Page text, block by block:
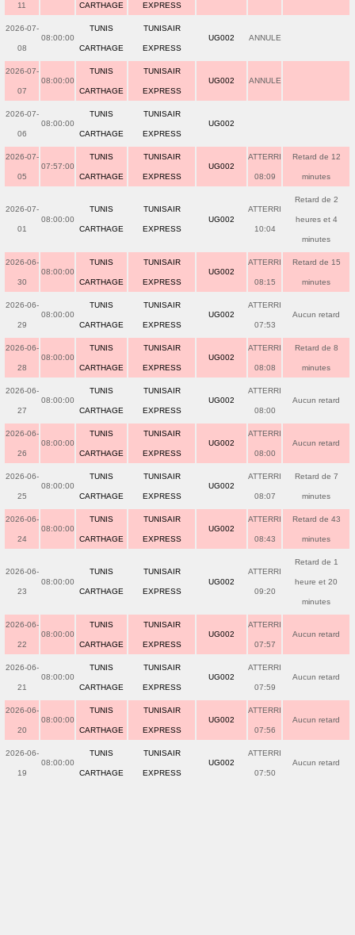
11 CARTHAGE EXPRESS
2026-07-
08
08:00:00
TUNIS
CARTHAGE
TUNISAIR
EXPRESS
UG002 ANNULE
2026-07-
07
08:00:00
TUNIS
CARTHAGE
TUNISAIR
EXPRESS
UG002 ANNULE
2026-07-
06
08:00:00
TUNIS
CARTHAGE
TUNISAIR
EXPRESS
UG002
2026-07-
05
07:57:00
TUNIS
CARTHAGE
TUNISAIR
EXPRESS
UG002
ATTERRI
08:09
Retard de 12
minutes
2026-07-
01
08:00:00
TUNIS
CARTHAGE
TUNISAIR
EXPRESS
UG002
ATTERRI
10:04
Retard de 2
heures et 4
minutes
2026-06-
30
08:00:00
TUNIS
CARTHAGE
TUNISAIR
EXPRESS
UG002
ATTERRI
08:15
Retard de 15
minutes
2026-06-
29
08:00:00
TUNIS
CARTHAGE
TUNISAIR
EXPRESS
UG002
ATTERRI
07:53
Aucun retard
2026-06-
28
08:00:00
TUNIS
CARTHAGE
TUNISAIR
EXPRESS
UG002
ATTERRI
08:08
Retard de 8
minutes
2026-06-
27
08:00:00
TUNIS
CARTHAGE
TUNISAIR
EXPRESS
UG002
ATTERRI
08:00
Aucun retard
2026-06-
26
08:00:00
TUNIS
CARTHAGE
TUNISAIR
EXPRESS
UG002
ATTERRI
08:00
Aucun retard
2026-06-
25
08:00:00
TUNIS
CARTHAGE
TUNISAIR
EXPRESS
UG002
ATTERRI
08:07
Retard de 7
minutes
2026-06-
24
08:00:00
TUNIS
CARTHAGE
TUNISAIR
EXPRESS
UG002
ATTERRI
08:43
Retard de 43
minutes
2026-06-
23
08:00:00
TUNIS
CARTHAGE
TUNISAIR
EXPRESS
UG002
ATTERRI
09:20
Retard de 1
heure et 20
minutes
2026-06-
22
08:00:00
TUNIS
CARTHAGE
TUNISAIR
EXPRESS
UG002
ATTERRI
07:57
Aucun retard
2026-06-
21
08:00:00
TUNIS
CARTHAGE
TUNISAIR
EXPRESS
UG002
ATTERRI
07:59
Aucun retard
2026-06-
20
08:00:00
TUNIS
CARTHAGE
TUNISAIR
EXPRESS
UG002
ATTERRI
07:56
Aucun retard
2026-06-
19
08:00:00
TUNIS
CARTHAGE
TUNISAIR
EXPRESS
UG002
ATTERRI
07:50
Aucun retard